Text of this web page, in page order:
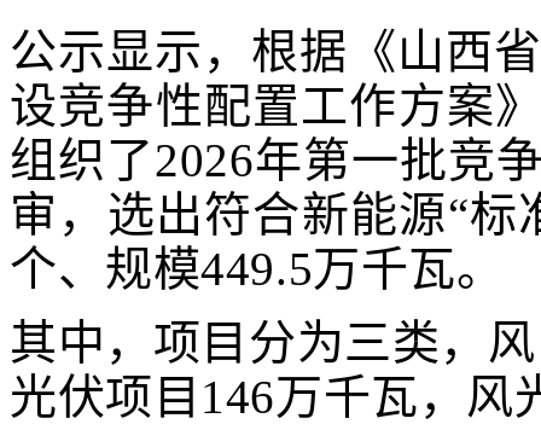
公示显示，根据《山西
设竞争性配置工作方案
组织了2026年第一批竞
审，选出符合新能源“标
个、规模449.5万千瓦。
其中，项目分为三类，
光伏项目146万千瓦，风